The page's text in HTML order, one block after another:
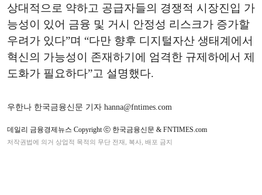
상대적으로 약하고 공급자들의 경쟁적 시장진입 가
능성이 있어 금융 및 거시 안정성 리스크가 증가할
우려가 있다”며 “다만 향후 디지털자산 생태계에서
혁신의 가능성이 존재하기에 엄격한 규제하에서 제
도화가 필요하다”고 설명했다.
우한나 한국금융신문 기자 hanna@fntimes.com
데일리 금융경제뉴스 Copyright ⓒ 한국금융신문 & FNTIMES.com
저작권법에 의거 상업적 목적의 무단 전재, 복사, 배포 금지